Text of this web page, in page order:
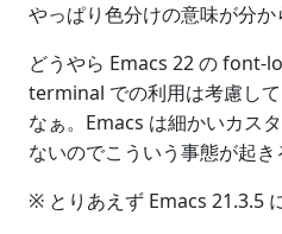
やっぱり色分けの意味が分
どうやら Emacs 22 の font-
terminal での利用は考慮し
なぁ。Emacs は細かいカス
ないのでこういう事態が起き
※ とりあえず Emacs 21.3.5